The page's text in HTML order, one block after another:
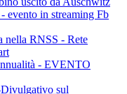
evento in streaming Fb
nella RNSS - Rete
- EVENTO
sul